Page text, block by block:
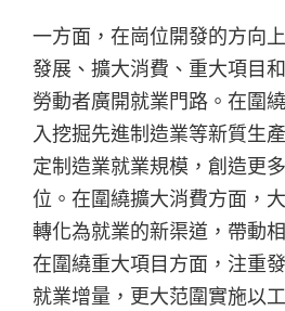
一方面，在崗位開發的方向
發展、擴大消費、重大項目
勞動者廣開就業門路。在圍
入挖掘先進制造業等新質生
定制造業就業規模，創造更
位。在圍繞擴大消費方面，
轉化為就業的新渠道，帶動
在圍繞重大項目方面，注重
就業增量，更大范圍實施以